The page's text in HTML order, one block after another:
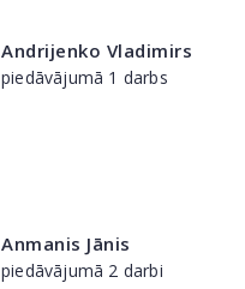
Andrijenko Vladimirs
piedāvājumā 1 darbs
Anmanis Jānis
piedāvājumā 2 darbi